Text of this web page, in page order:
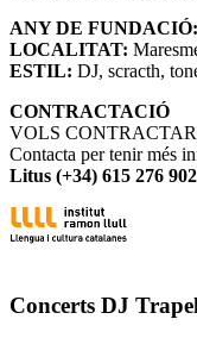
ANY DE FUNDACIÓ:
LOCALITAT:
ESTIL: DJ, scracth,
CONTRACTACIÓ
VOLS
Contacta per tenir més
Litus (+34) 615 276
Concerts DJ